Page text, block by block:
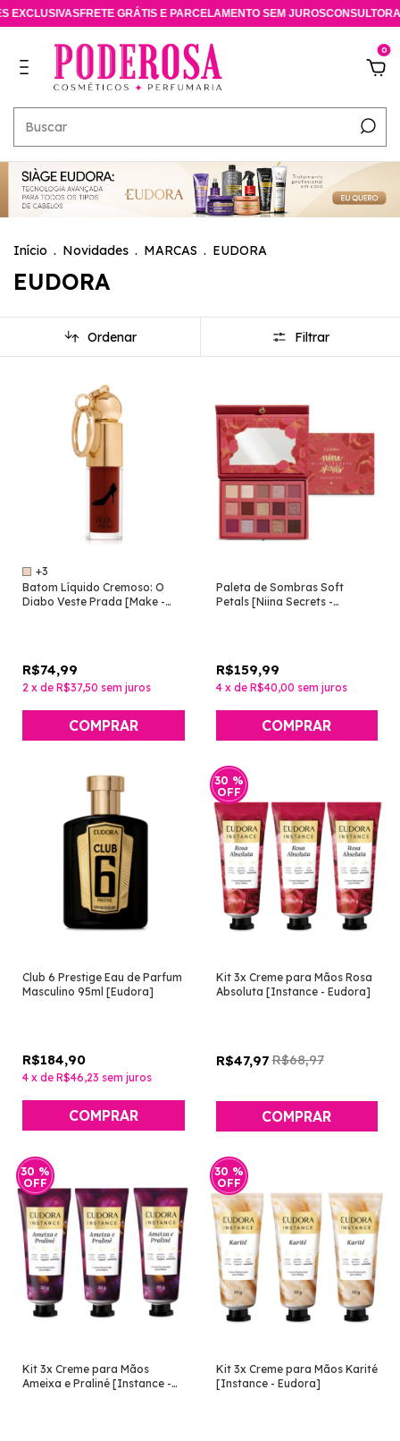
GRÁTIS E PARCELAMENTO SEM JUROSCONSULTORA ESPECIALISTA
0
Início . Novidades . MARCAS . EUDORA
EUDORA
Ordenar Filtrar
+3
Batom Líquido Cremoso: O
Diabo Veste Prada [Make -
R$74,99
2 x de R$37,50 sem juros
COMPRAR
Paleta de Sombras Soft
Petals [Niina Secrets -
R$159,99
4 x de R$40,00 sem juros
Club 6 Prestige Eau de Parfum
Masculino 95ml [Eudora]
R$184,90
4 x de R$46,23 sem juros
30 %
OFF
Kit 3x Creme para Mãos Rosa
Absoluta [Instance - Eudora]
R$47,97 R$68,97
30 %
OFF
Kit 3x Creme para Mãos
Ameixa e Praliné [Instance -
30 %
OFF
Kit 3x Creme para Mãos Karité
[Instance - Eudora]